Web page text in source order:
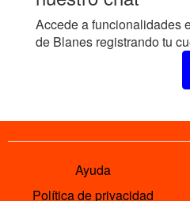
Accede a funcionalidades
de Blanes registrando tu
Ayuda
Política de privacidad